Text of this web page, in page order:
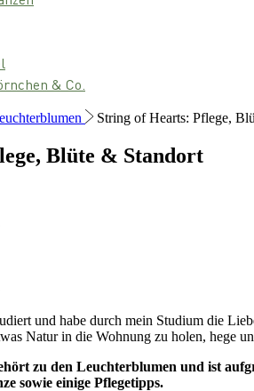
& Co.
String of Hearts: Pflege,
Blüte & Standort
und habe durch mein Studium die
Natur in die Wohnung zu holen, hege
zu den Leuchterblumen und ist
sowie einige Pflegetipps.